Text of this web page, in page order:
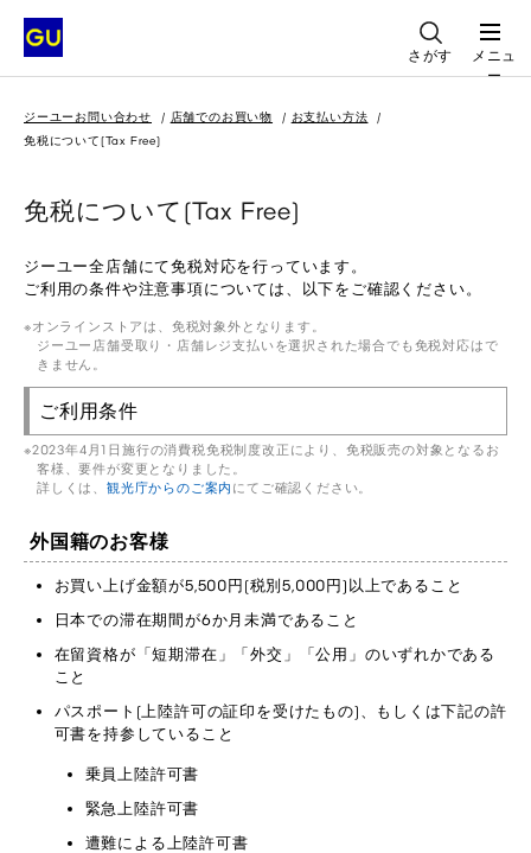
さがす
メニュ
ー
ジーユーお問い合わせ 店舗でのお買い物
お支払い方法
免税について(Tax Free)
免税について(Tax Free)
ジーユー全店舗にて免税対応を行っています。
ご利用の条件や注意事項については、以下をご確認ください。
オンラインストアは、免税対象外となります。
ジーユー店舗受取り・店舗レジ支払いを選択された場合でも免税対応はで
きません。
ご利用条件
2023年4月1日施行の消費税免税制度改正により、免税販売の対象となるお
客様、要件が変更となりました。
詳しくは、 観光庁からのご案内 にてご確認ください。
外国籍のお客様
お買い上げ金額が5,500円(税別5,000円)以上であること
日本での滞在期間が6か月未満であること
在留資格が「短期滞在」「外交」「公用」のいずれかである
こと
パスポート(上陸許可の証印を受けたもの)、もしくは下記の許
可書を持参していること
乗員上陸許可書
緊急上陸許可書
遭難による上陸許可書